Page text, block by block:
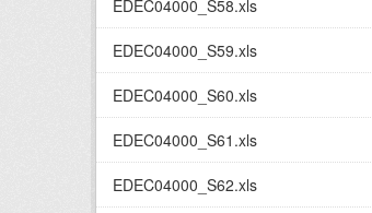
EDEC04000_S58.xls
EDEC04000_S59.xls
EDEC04000_S60.xls
EDEC04000_S61.xls
EDEC04000_S62.xls